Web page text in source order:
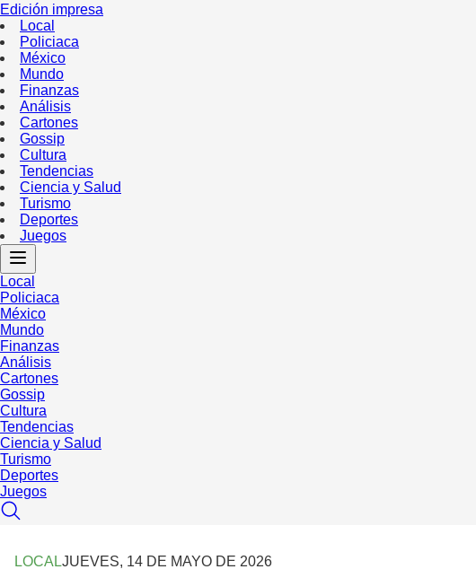
Edición impresa
Local
Policiaca
México
Mundo
Finanzas
Análisis
Cartones
Gossip
Cultura
Tendencias
Ciencia y Salud
Turismo
Deportes
Juegos
Local
Policiaca
México
Mundo
Finanzas
Análisis
Cartones
Gossip
Cultura
Tendencias
Ciencia y Salud
Turismo
Deportes
Juegos
LOCALJUEVES, 14 DE MAYO DE 2026